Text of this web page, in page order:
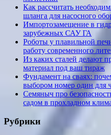
Как рассчитать
шланга для насосного
Импортозамещение в
зарубежных САУ ГА
Роботы у плавильной
работу современного
Из каких сталей делают
материал под ваш тираж
Фундамент на сваях:
выбором номер один для
Семяныч про
садом в прохладном
Рубрики